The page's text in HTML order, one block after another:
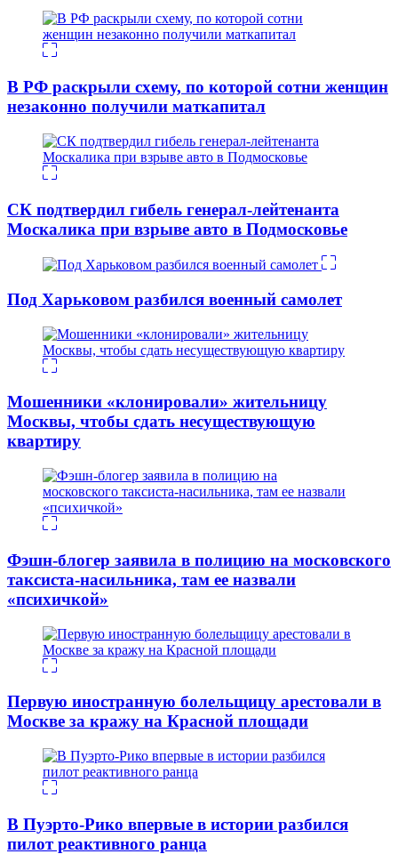
В РФ раскрыли схему, по которой сотни женщин
незаконно получили маткапитал
СК подтвердил гибель генерал-лейтенанта
Москалика при взрыве авто в Подмосковье
Под Харьковом разбился военный самолет
Мошенники «клонировали» жительницу
Москвы, чтобы сдать несуществующую
квартиру
Фэшн-блогер заявила в полицию на московского
таксиста-насильника, там ее назвали
«психичкой»
Первую иностранную болельщицу арестовали в
Москве за кражу на Красной площади
В Пуэрто-Рико впервые в истории разбился
пилот реактивного ранца